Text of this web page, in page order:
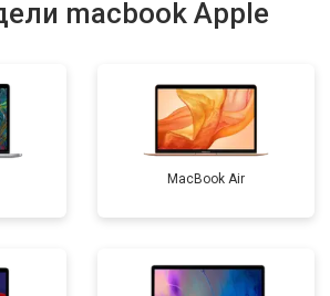
macbook Apple
MacBook Air